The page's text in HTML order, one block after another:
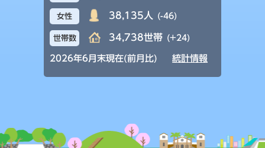
女性 38,135人 (-46)
世帯数 34,738世帯 (+24)
2026年6月末現在(前月比) 統計情報